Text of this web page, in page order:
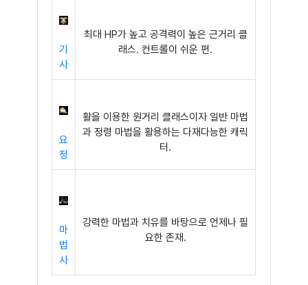
기
사
최대 HP가 높고 공격력이 높은 근거리 클
래스. 컨트롤이 쉬운 편.
요
정
활을 이용한 원거리 클래스이자 일반 마법
과 정령 마법을 활용하는 다재다능한 캐릭
터.
마
법
사
강력한 마법과 치유를 바탕으로 언제나 필
요한 존재.